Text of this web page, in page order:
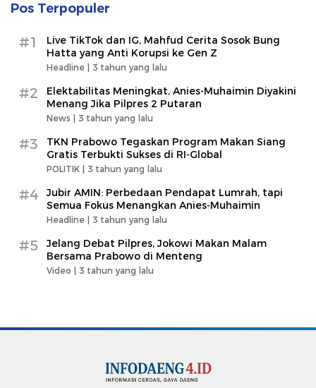
Pos Terpopuler
#1
Live TikTok dan IG, Mahfud Cerita Sosok Bung
Hatta yang Anti Korupsi ke Gen Z
Headline | 3 tahun yang lalu
#2
Elektabilitas Meningkat, Anies-Muhaimin Diyakini
Menang Jika Pilpres 2 Putaran
News | 3 tahun yang lalu
#3
TKN Prabowo Tegaskan Program Makan Siang
Gratis Terbukti Sukses di RI-Global
POLITIK | 3 tahun yang lalu
#4
Jubir AMIN: Perbedaan Pendapat Lumrah, tapi
Semua Fokus Menangkan Anies-Muhaimin
Headline | 3 tahun yang lalu
#5
Jelang Debat Pilpres, Jokowi Makan Malam
Bersama Prabowo di Menteng
Video | 3 tahun yang lalu